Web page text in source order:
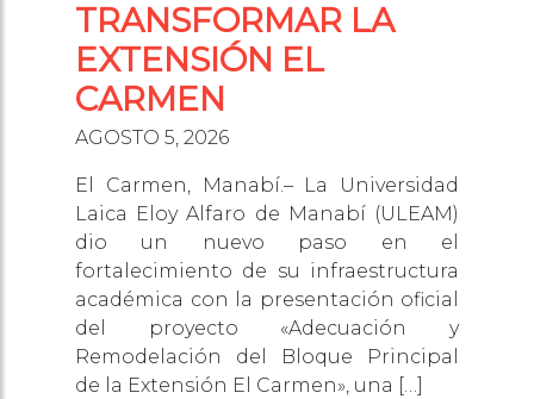
TRANSFORMAR LA
EXTENSIÓN EL
CARMEN
AGOSTO 5, 2026
El Carmen, Manabí.– La Universidad
Laica Eloy Alfaro de Manabí (ULEAM)
dio un nuevo paso en el
fortalecimiento de su infraestructura
académica con la presentación oficial
del proyecto «Adecuación y
Remodelación del Bloque Principal
de la Extensión El Carmen», una […]